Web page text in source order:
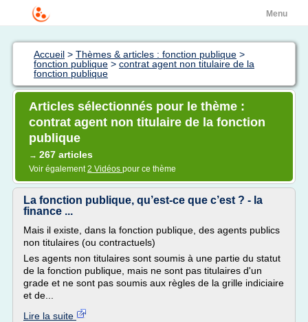
Menu
Accueil > Thèmes & articles : fonction publique >
fonction publique > contrat agent non titulaire de la
fonction publique
Articles sélectionnés pour le thème :
contrat agent non titulaire de la fonction
publique
→ 267 articles
Voir également2 Vidéos pour ce thème
La fonction publique, qu’est-ce que c’est ? - la
finance ...
Mais il existe, dans la fonction publique, des agents publics
non titulaires (ou contractuels)
Les agents non titulaires sont soumis à une partie du statut
de la fonction publique, mais ne sont pas titulaires d'un
grade et ne sont pas soumis aux règles de la grille indiciaire
et de...
Lire la suite